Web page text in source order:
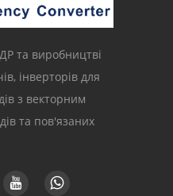
та виробництві
інверторів для
з векторним
та пов'язаних